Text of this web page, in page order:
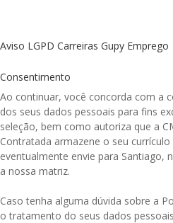
Aviso LGPD Carreiras Gupy Emprego
Consentimento
Ao continuar, você concorda com a
dos seus dados pessoais para fins
seleção, bem como autoriza que a
Contratada armazene o seu
eventualmente envie para Santiago,
a nossa matriz.
Caso tenha alguma dúvida sobre a
o tratamento do seus dados